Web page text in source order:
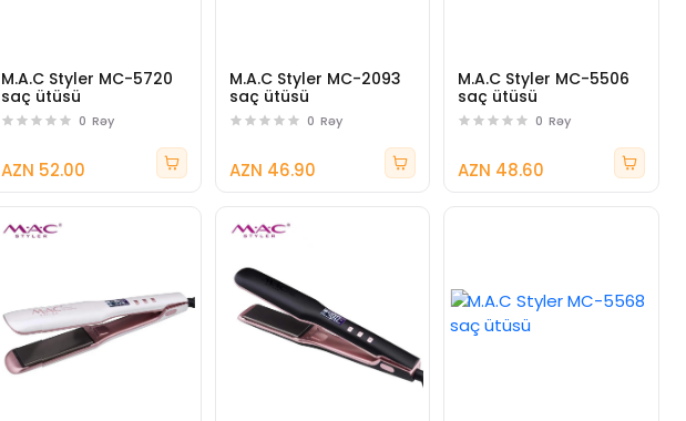
M.A.C Styler MC-5720
saç ütüsü
0 Rəy
AZN 52.00
M.A.C Styler MC-2093
saç ütüsü
0 Rəy
AZN 46.90
M.A.C Styler MC-5506
saç ütüsü
0 Rəy
AZN 48.60